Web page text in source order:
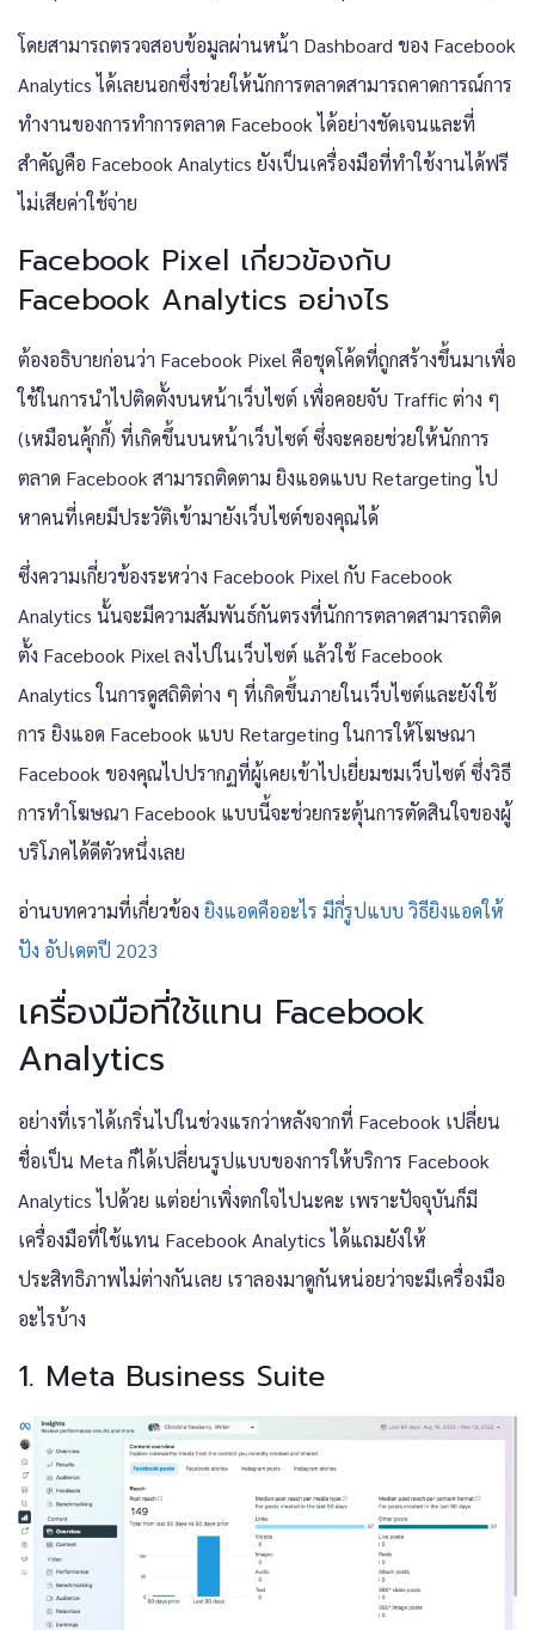
โดยสามารถตรวจสอบข้อมูลผ่านหน้า Dashboard ของ Facebook
Analytics ได้เลยนอกซึ่งช่วยให้นักการตลาดสามารถคาดการณ์การ
ทำงานของการทำการตลาด Facebook ได้อย่างชัดเจนและที่
สำคัญคือ Facebook Analytics ยังเป็นเครื่องมือที่ทำใช้งานได้ฟรี
ไม่เสียค่าใช้จ่าย
Facebook Pixel เกี่ยวข้องกับ
Facebook Analytics อย่างไร
ต้องอธิบายก่อนว่า Facebook Pixel คือชุดโค้ดที่ถูกสร้างขึ้นมาเพื่อ
ใช้ในการนำไปติดตั้งบนหน้าเว็บไซต์ เพื่อคอยจับ Traffic ต่าง ๆ
(เหมือนคุ้กกี้) ที่เกิดขึ้นบนหน้าเว็บไซต์ ซึ่งจะคอยช่วยให้นักการ
ตลาด Facebook สามารถติดตาม ยิงแอดแบบ Retargeting ไป
หาคนที่เคยมีประวัติเข้ามายังเว็บไซต์ของคุณได้
ซึ่งความเกี่ยวข้องระหว่าง Facebook Pixel กับ Facebook
Analytics นั้นจะมีความสัมพันธ์กันตรงที่นักการตลาดสามารถติด
ตั้ง Facebook Pixel ลงไปในเว็บไซต์ แล้วใช้ Facebook
Analytics ในการดูสถิติต่าง ๆ ที่เกิดขึ้นภายในเว็บไซต์และยังใช้
การ ยิงแอด Facebook แบบ Retargeting ในการให้โฆษณา
Facebook ของคุณไปปรากฏที่ผู้เคยเข้าไปเยี่ยมชมเว็บไซต์ ซึ่งวิธี
การทำโฆษณา Facebook แบบนี้จะช่วยกระตุ้นการตัดสินใจของผู้
บริโภคได้ดีตัวหนึ่งเลย
อ่านบทความที่เกี่ยวข้อง ยิงแอดคืออะไร มีกี่รูปแบบ วิธียิงแอดให้
ปัง อัปเดตปี 2023
เครื่องมือที่ใช้แทน Facebook
Analytics
อย่างที่เราได้เกริ่นไปในช่วงแรกว่าหลังจากที่ Facebook เปลี่ยน
ชื่อเป็น Meta ก็ได้เปลี่ยนรูปแบบของการให้บริการ Facebook
Analytics ไปด้วย แต่อย่าเพิ่งตกใจไปนะคะ เพราะปัจจุบันก็มี
เครื่องมือที่ใช้แทน Facebook Analytics ได้แถมยังให้
ประสิทธิภาพไม่ต่างกันเลย เราลองมาดูกันหน่อยว่าจะมีเครื่องมือ
อะไรบ้าง
1. Meta Business Suite